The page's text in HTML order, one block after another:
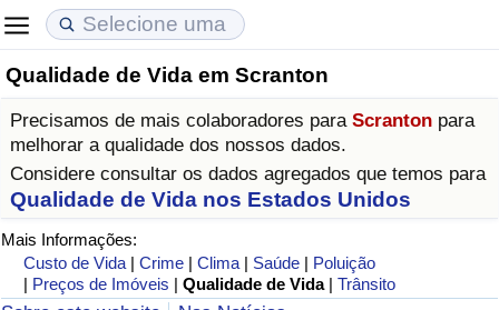
Qualidade de Vida em Scranton
Precisamos de mais colaboradores para Scranton para
melhorar a qualidade dos nossos dados.
Considere consultar os dados agregados que temos para
Qualidade de Vida nos Estados Unidos
Mais Informações:
Custo de Vida |Crime |Clima | Saúde | Poluição
| Preços de Imóveis |Qualidade de Vida |Trânsito
Custo de Vida
Indicador de Custo de Vida (Atual)
Indicador de Custo de Vida
Indicador de Custo de Vida Por País
Preços de Imóveis
Indicador de Preços de Imóveis (Atual)
Indicador de Preços de Imóveis
Indicador de Preços de Imóveis por País
Qualidade de Vida
Indicador de Qualidade de Vida
Indicador de Qualidade de Vida (Atual)
Índice de qualidade de vida por país